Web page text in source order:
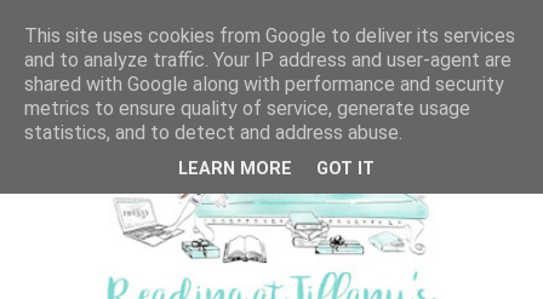
This site uses cookies from Google to deliver its services
and to analyze traffic. Your IP address and user-agent are
shared with Google along with performance and security
metrics to ensure quality of service, generate usage
statistics, and to detect and address abuse.
LEARN MORE GOT IT